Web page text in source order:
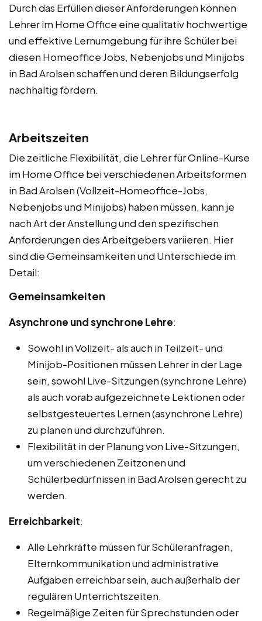
Durch das Erfüllen dieser Anforderungen können
Lehrer im Home Office eine qualitativ hochwertige
und effektive Lernumgebung für ihre Schüler bei
diesen Homeoffice Jobs, Nebenjobs und Minijobs
in Bad Arolsen schaffen und deren Bildungserfolg
nachhaltig fördern.
Arbeitszeiten
Die zeitliche Flexibilität, die Lehrer für Online-Kurse
im Home Office bei verschiedenen Arbeitsformen
in Bad Arolsen (Vollzeit-Homeoffice-Jobs,
Nebenjobs und Minijobs) haben müssen, kann je
nach Art der Anstellung und den spezifischen
Anforderungen des Arbeitgebers variieren. Hier
sind die Gemeinsamkeiten und Unterschiede im
Detail:
Gemeinsamkeiten
Asynchrone und synchrone Lehre:
Sowohl in Vollzeit- als auch in Teilzeit- und
Minijob-Positionen müssen Lehrer in der Lage
sein, sowohl Live-Sitzungen (synchrone Lehre)
als auch vorab aufgezeichnete Lektionen oder
selbstgesteuertes Lernen (asynchrone Lehre)
zu planen und durchzuführen.
Flexibilität in der Planung von Live-Sitzungen,
um verschiedenen Zeitzonen und
Schülerbedürfnissen in Bad Arolsen gerecht zu
werden.
Erreichbarkeit:
Alle Lehrkräfte müssen für Schüleranfragen,
Elternkommunikation und administrative
Aufgaben erreichbar sein, auch außerhalb der
regulären Unterrichtszeiten.
Regelmäßige Zeiten für Sprechstunden oder